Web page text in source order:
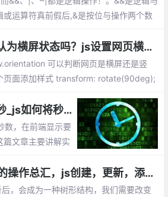
运算符真前假后,&是按位与操作两个数
js可以设置网页默认为横屏状态吗？js设置网页横屏和竖屏切换
可以判断网页是横屏还是竖
页面添加样式 transform: rotate(90deg);
可以灵活的对网页进行变
js秒数转换成时分秒_js如何将秒拼接为时分秒显示？
数，在前端显示要
篇文章主要讲解实
javascript对dom的操作总汇，js创建，更新，添加，删除DOM的方法
，会成为一种树形结构，我们需要改变